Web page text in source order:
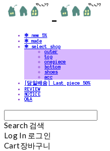
✻ new 5%
✻ made
✻ select shop
outer
top
onepiece
bottom
shoes
acc
[당일배송] Last piece 50%
REVIEW
NOTICE
Q&A
Search 검색
Log In 로그인
Cart장바구니